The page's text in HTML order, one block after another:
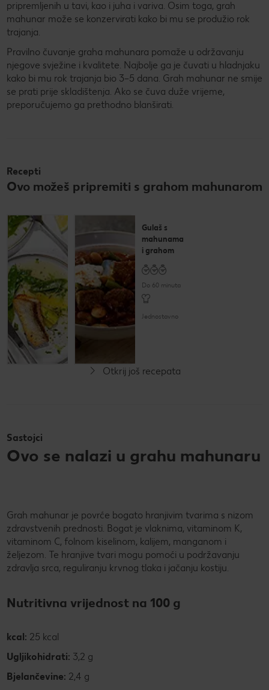
pripremljenih u tavi, kao i juha i variva. Osim toga, grah
mahunar može se konzervirati kako bi mu se produžio rok
trajanja.
Pravilno čuvanje graha mahunara pomaže u održavanju
njegove svježine i kvalitete. Najbolje ga je čuvati u hladnjaku
kako bi mu rok trajanja bio 3–5 dana. Grah mahunar ne smije
se prati prije skladištenja. Ako se čuva duže vrijeme,
preporučujemo ga prethodno blanširati.
Recepti
Ovo možeš pripremiti s grahom mahunarom
i
mahunama
u vinskom
umaku
Do 30 minuta
Gulaš s
mahunama
i grahom
Do 60 minuta
Jednostavno
Otkrij još recepata
Sastojci
Ovo se nalazi u grahu mahunaru
Grah mahunar je povrće bogato hranjivim tvarima s nizom
zdravstvenih prednosti. Bogat je vlaknima, vitaminom K,
vitaminom C, folnom kiselinom, kalijem, manganom i
željezom. Te hranjive tvari mogu pomoći u podržavanju
zdravlja srca, reguliranju krvnog tlaka i jačanju kostiju.
Nutritivna vrijednost na 100 g
kcal: 25 kcal
Ugljikohidrati: 3,2 g
Bjelančevine: 2,4 g